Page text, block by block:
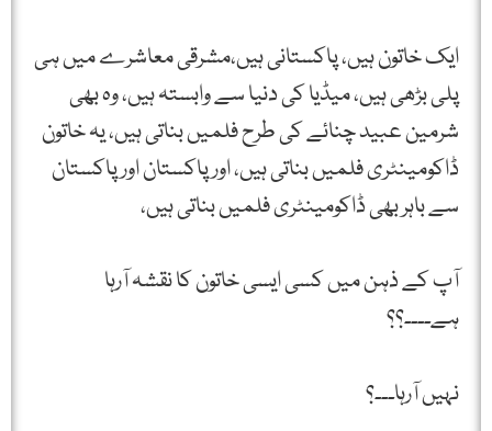
ایک خاتون ہیں، پاکستانی ہیں،مشرقی معاشرے میں ہی
پلی بڑھی ہيں، میڈیا کی دنیا سے وابستہ ہیں، وہ بھی
شرمین عبید چنائے کی طرح فلمیں بناتی ہیں، یہ خاتون
ڈاکومینٹری فلمیں بناتی ہیں، اور پاکستان اور پاکستان
سے باہر بھی ڈاکومینٹری فلمیں بناتی ہیں،
آپ کے ذہن میں کسی ایسی خاتون کا نقشہ آرہا
ہے۔۔۔۔؟؟
نہیں آرہا۔۔۔؟